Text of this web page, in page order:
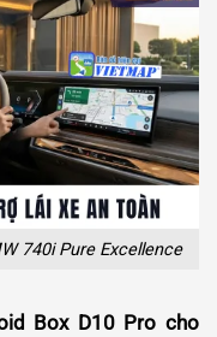
740i Pure Excellence
Box D10 Pro cho